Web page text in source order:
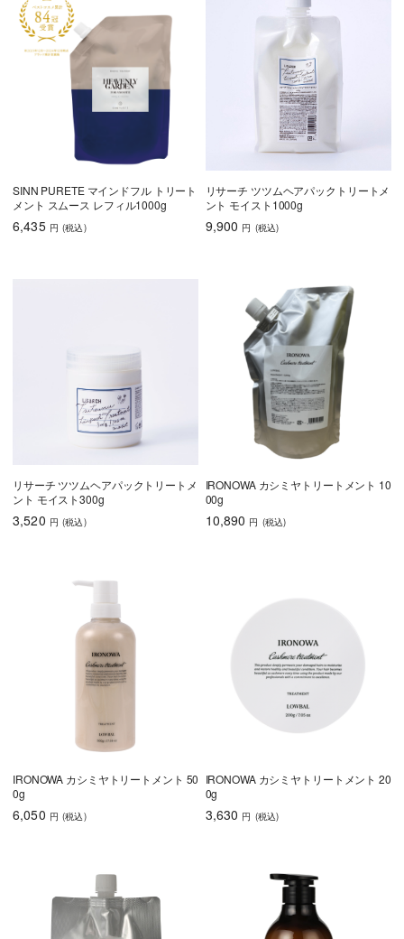
育毛
しっとり さらさら ハリコシ
ふんわり
SINN PURETE マインドフル トリート
メント スムース レフィル1000g
6,435 円 (税込)
リサーチ ツツムヘアパックトリートメ
ント モイスト1000g
9,900 円 (税込)
リサーチ ツツムヘアパックトリートメ
ント モイスト300g
3,520 円 (税込)
IRONOWA カシミヤトリートメント 10
00g
10,890 円 (税込)
IRONOWA カシミヤトリートメント 50
0g
6,050 円 (税込)
IRONOWA カシミヤトリートメント 20
0g
3,630 円 (税込)